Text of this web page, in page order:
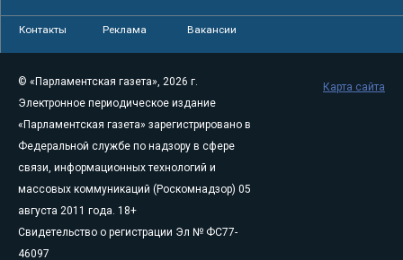
Контакты Реклама Вакансии
© «Парламентская газета», 2026 г.
Электронное периодическое издание
«Парламентская газета» зарегистрировано в
Федеральной службе по надзору в сфере
связи, информационных технологий и
массовых коммуникаций (Роскомнадзор) 05
августа 2011 года. 18+
Свидетельство о регистрации Эл № ФС77-
46097
Карта сайта